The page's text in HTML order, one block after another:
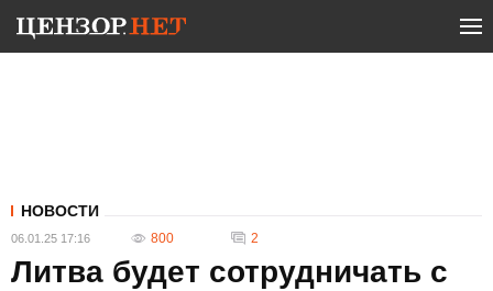
НОВОСТИ
06.01.25 17:16 800 2
Литва будет сотрудничать с